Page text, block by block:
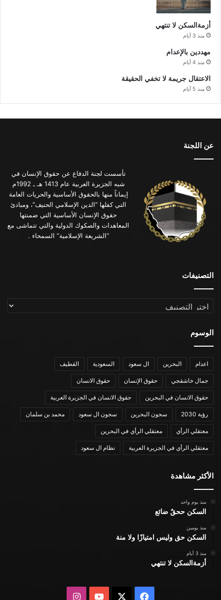
أزمةالسكن لا تنتهي
منذ 3 أيام
مهددين بالإعدام
منذ 4 أيام
الاعتقال جريمة لا تخفي الحقيقة
منذ 5 أيام
عن اللجنة
تأسست لجنة الدفاع عن حقوق الإنسان في
شبه الجزيرة العربية عام 1413 هـ ـ 1992م
إيماناً منها بالحقوق الأساسية والحريات العامة
التي كفلها “الدين الإسلامي الحنيف”، ومبادئ
حقوق الإنسان الأساسية التي ضمنتها
المعاهدات والصكوك الدولية والتي تتماشى مع
“الشريعة الإسلامية” السمحاء .
التصنيفات
التصنيفات
الوسوم
اعدام البحرين ال سعود السعودية القطيف
جمال خاشقجي حقوق الإنسان حقوق الانسان
حقوق الانسان في البحرين حقوق الانسان في الجزيرة العربية
رؤية 2030 سجون البحرين سجون ال سعود محمد بن سلمان
معتقلي الرأي معتقلي الرأي في البحرين
معتقلي الرأي في الجزيرة العربية نظام ال سعود
الأكثر مشاهدة
منذ يوم واحد
السكن ححقٌ ضائع
منذ يومين
السكن حق وليس امتيازًا ولا منة
منذ 3 أيام
أزمةالسكن لا تنتهي
فيسبوك يوتيوبانستقرام